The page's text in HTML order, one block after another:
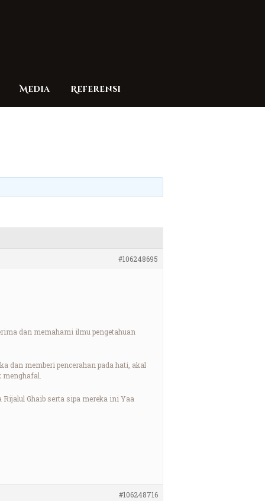
Media Referensi
#106248695
dan memahami ilmu pengetahuan
dan memberi pencerahan pada hati, akal
menghafal.
Ghaib serta sipa mereka ini Yaa
#106248716